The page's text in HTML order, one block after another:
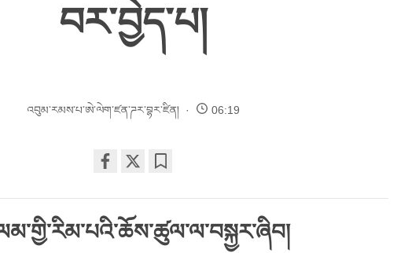
བར་བྱེད་པ།
འབུམ་རམས་པ་ཨེ་ལེག་ཛན་ཌར་བྷར་ཛིན། 06:19
on
facebook